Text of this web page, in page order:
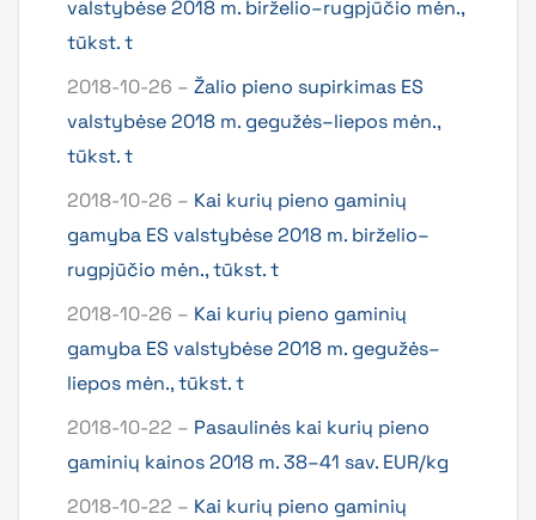
valstybėse 2018 m. birželio–rugpjūčio mėn.,
tūkst. t
2018-10-26 – Žalio pieno supirkimas ES
valstybėse 2018 m. gegužės–liepos mėn.,
tūkst. t
2018-10-26 – Kai kurių pieno gaminių
gamyba ES valstybėse 2018 m. birželio–
rugpjūčio mėn., tūkst. t
2018-10-26 – Kai kurių pieno gaminių
gamyba ES valstybėse 2018 m. gegužės–
liepos mėn., tūkst. t
2018-10-22 – Pasaulinės kai kurių pieno
gaminių kainos 2018 m. 38–41 sav. EUR/kg
2018-10-22 – Kai kurių pieno gaminių